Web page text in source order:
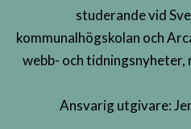
studerande vid
kommunalhögskolan och
webb- och tidningsnyheter,
Ansvarig utgivare: